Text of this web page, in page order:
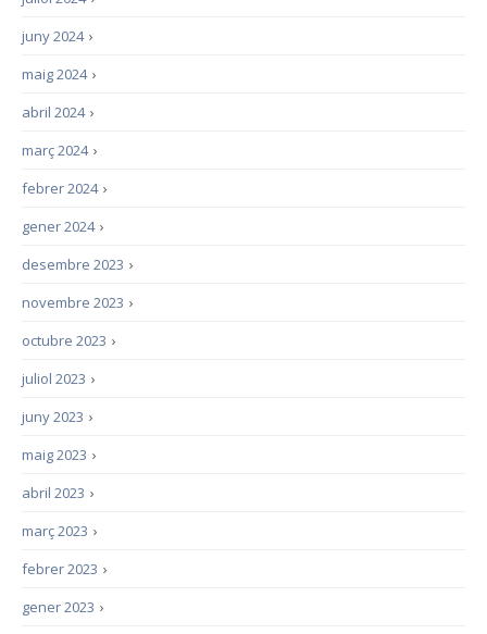
›
juny 2024
›
maig 2024
›
abril 2024
›
març 2024
›
febrer 2024
›
gener 2024
›
desembre 2023
›
novembre 2023
›
octubre 2023
›
juliol 2023
›
juny 2023
›
maig 2023
›
abril 2023
›
març 2023
›
febrer 2023
›
gener 2023